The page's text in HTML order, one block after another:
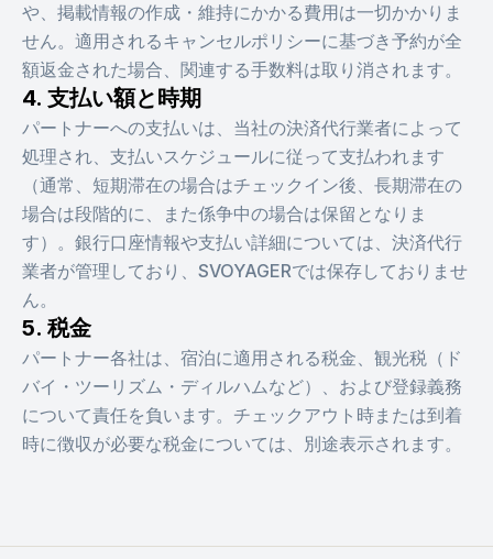
や、掲載情報の作成・維持にかかる費用は一切かかりま
せん。適用されるキャンセルポリシーに基づき予約が全
額返金された場合、関連する手数料は取り消されます。
4. 支払い額と時期
パートナーへの支払いは、当社の決済代行業者によって
処理され、支払いスケジュールに従って支払われます
（通常、短期滞在の場合はチェックイン後、長期滞在の
場合は段階的に、また係争中の場合は保留となりま
す）。銀行口座情報や支払い詳細については、決済代行
業者が管理しており、SVOYAGERでは保存しておりませ
ん。
5. 税金
パートナー各社は、宿泊に適用される税金、観光税（ド
バイ・ツーリズム・ディルハムなど）、および登録義務
について責任を負います。チェックアウト時または到着
時に徴収が必要な税金については、別途表示されます。